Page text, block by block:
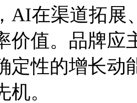
AI在渠道拓展
价值。品牌应
定性的增长动
。